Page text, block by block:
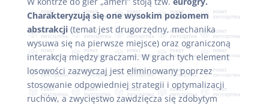
Charakteryzują się one wysokim poziomem
abstrakcji(temat jest drugorzędny, mechanika
wysuwa się na pierwsze miejsce) oraz ograniczoną
interakcją między graczami. W grach tych element
losowości zazwyczaj jest eliminowany poprzez
stosowanie odpowiedniej strategii i optymalizacji
ruchów, a zwycięstwo zawdzięcza się zdobytym